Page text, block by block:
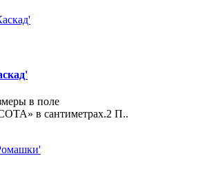
в поле
в сантиметрах.2 П..